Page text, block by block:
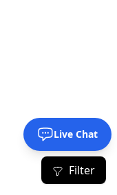
Filter
Live Chat